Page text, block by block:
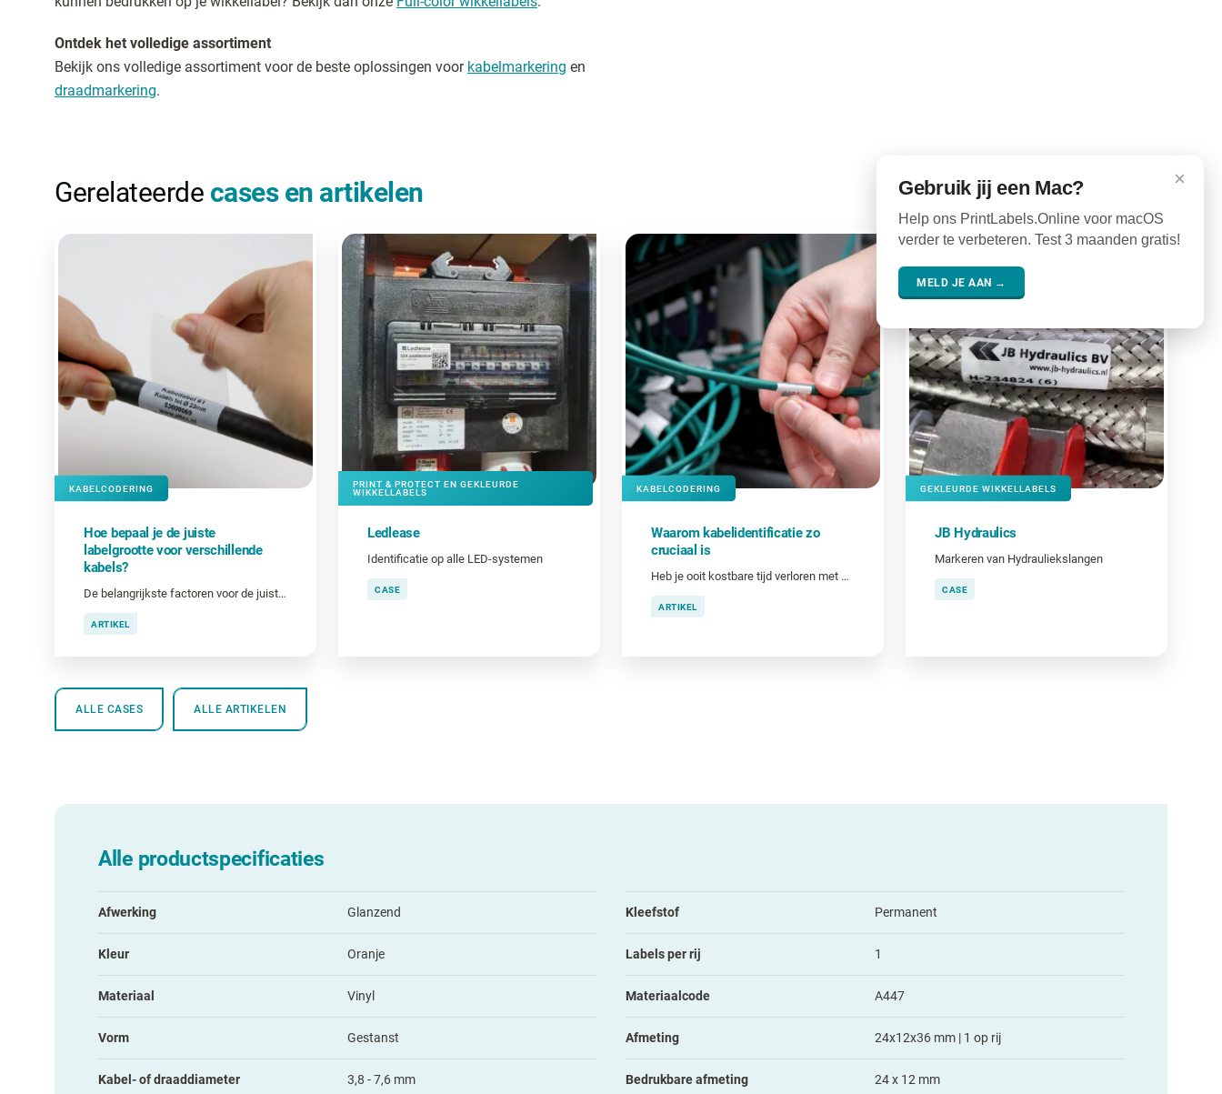
Ontdek het volledige assortiment
Bekijk ons volledige assortiment voor de beste oplossingen voor kabelmarkering en
draadmarkering.
Gerelateerde cases en artikelen
KABELCODERING
Hoe bepaal je de juiste
labelgrootte voor verschillende
kabels?
De belangrijkste factoren voor de juiste labelgrootte
ARTIKEL
PRINT & PROTECT EN GEKLEURDE
WIKKELLABELS
Ledlease
Identificatie op alle LED-systemen
CASE
KABELCODERING
Waarom kabelidentificatie zo
cruciaal is
Heb je ooit kostbare tijd verloren met het achterhalen van de functie van een kabel?
ARTIKEL
GEKLEURDE WIKKELLABELS
JB Hydraulics
Markeren van Hydrauliekslangen
CASE
ALLE CASES ALLE ARTIKELEN
Alle productspecificaties
Afwerking Glanzend Kleefstof Permanent
Kleur Oranje Labels per rij 1
Materiaal Vinyl Materiaalcode A447
Vorm Gestanst Afmeting 24x12x36 mm | 1 op rij
Kabel- of draaddiameter 3,8 - 7,6 mm Bedrukbare afmeting 24 x 12 mm
×
Gebruik jij een Mac?
Help ons PrintLabels.Online voor macOS
verder te verbeteren. Test 3 maanden gratis!
MELD JE AAN →